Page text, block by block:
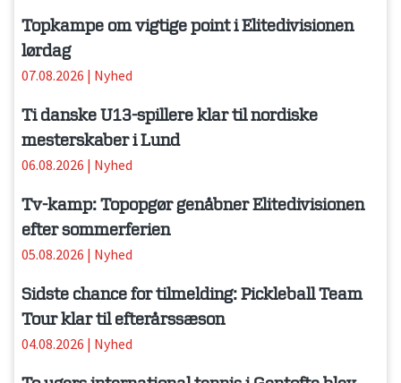
Topkampe om vigtige point i Elitedivisionen
lørdag
07.08.2026 | Nyhed
Ti danske U13-spillere klar til nordiske
mesterskaber i Lund
06.08.2026 | Nyhed
Tv-kamp: Topopgør genåbner Elitedivisionen
efter sommerferien
05.08.2026 | Nyhed
Sidste chance for tilmelding: Pickleball Team
Tour klar til efterårssæson
04.08.2026 | Nyhed